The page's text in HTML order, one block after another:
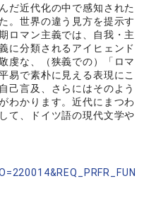
だ近代化の中で感知された
。世界の違う見方を提示す
ロマン主義では、自我・主
に分類されるアイヒェンド
虔な、（狭義での）「ロマ
易で素朴に見える表現にこ
己言及、さらにはそのよう
わかります。近代にまつわ
て、ドイツ語の現代文学や